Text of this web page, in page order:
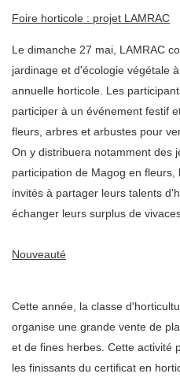
Foire horticole : projet LAMRAC
Le dimanche 27 mai, LAMRAC
jardinage et d'écologie végétale
annuelle horticole. Les
participer à un événement festif
fleurs, arbres et arbustes pour
On y distribuera notamment des
participation de Magog en fleurs,
invités à partager leurs talents
échanger leurs surplus de
Nouveauté
Cette année, la classe
organise une grande vente de
et de fines herbes. Cette activité
les finissants du certificat en